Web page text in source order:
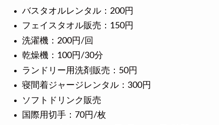
バスタオルレンタル：200円
フェイスタオル販売：150円
洗濯機：200円/回
乾燥機：100円/30分
ランドリー用洗剤販売：50円
寝間着ジャージレンタル：300円
ソフトドリンク販売
国際用切手：70円/枚